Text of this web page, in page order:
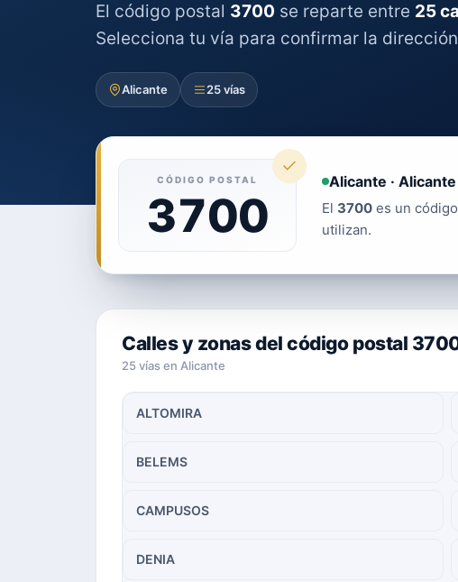
El código postal 3700 se reparte entre 25
Selecciona tu vía para confirmar la
Alicante 25 vías
CÓDIGO POSTAL
3700
Alicante · Alicante
El 3700 es un
utilizan.
Calles y zonas del código postal
25 vías en Alicante
ALTOMIRA
BELEMS
CAMPUSOS
DENIA